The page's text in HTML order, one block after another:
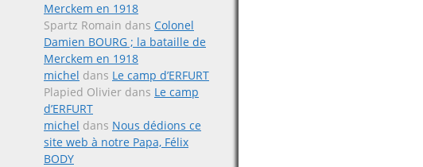
Merckem en 1918
Spartz Romain dans Colonel
Damien BOURG ; la bataille de
Merckem en 1918
michel dans Le camp d’ERFURT
Plapied Olivier dans Le camp
d’ERFURT
michel dans Nous dédions ce
site web à notre Papa, Félix
BODY